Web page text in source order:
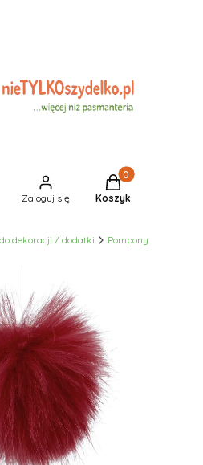
wyszukiwarkę
Zaloguj się
Produkty w
Koszyk
dekoracji / dodatki Pompony